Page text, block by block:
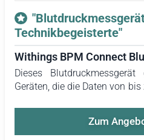
Technikbegeisterte"
Withings BPM Connect
Dieses
Geräten, die die Daten von
dafür unbegrenzt viele
Zudem ist es
Zum